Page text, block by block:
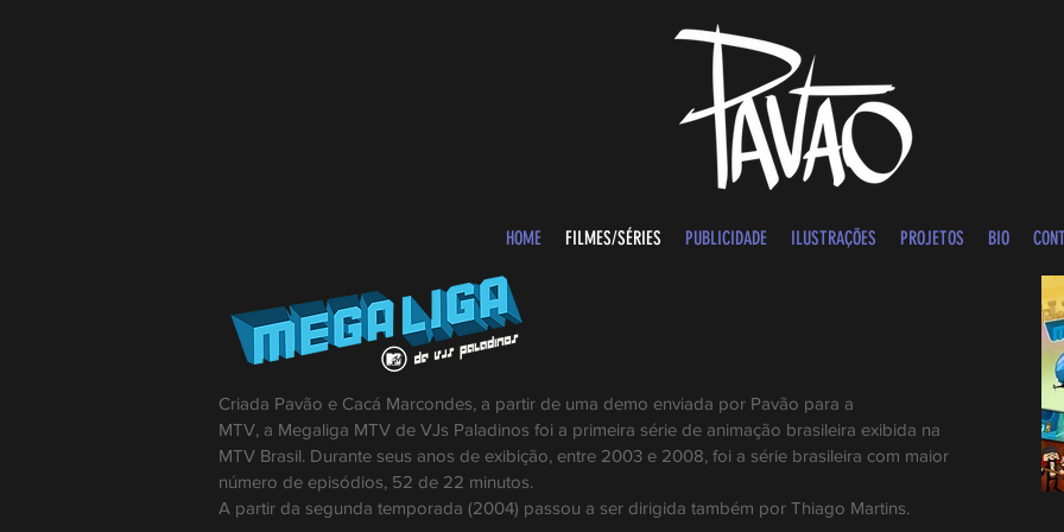
HOME FILMES/SÉRIES PUBLICIDADE ILUSTRAÇÕES PROJETOS BIO
Criada Pavão e Cacá Marcondes, a partir de uma demo enviada por Pavão para a
MTV, a Megaliga MTV de VJs Paladinos foi a primeira série de animação brasileira exibida na
MTV Brasil. Durante seus anos de exibição, entre 2003 e 2008, foi a série brasileira com maior
número de episódios, 52 de 22 minutos.
A partir da segunda temporada (2004) passou a ser dirigida também por Thiago Martins.